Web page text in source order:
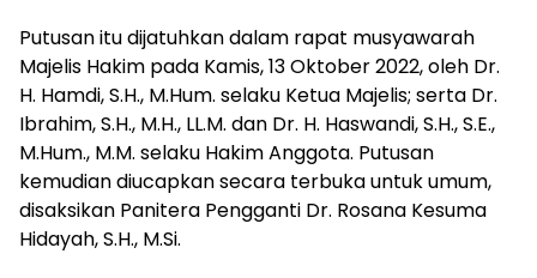
Putusan itu dijatuhkan dalam rapat musyawarah
Majelis Hakim pada Kamis, 13 Oktober 2022, oleh Dr.
H. Hamdi, S.H., M.Hum. selaku Ketua Majelis; serta Dr.
Ibrahim, S.H., M.H., LL.M. dan Dr. H. Haswandi, S.H., S.E.,
M.Hum., M.M. selaku Hakim Anggota. Putusan
kemudian diucapkan secara terbuka untuk umum,
disaksikan Panitera Pengganti Dr. Rosana Kesuma
Hidayah, S.H., M.Si.